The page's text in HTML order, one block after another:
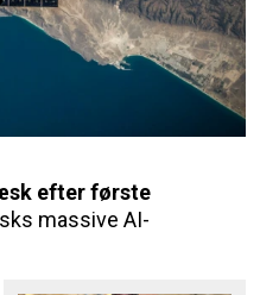
efter første
massive AI-